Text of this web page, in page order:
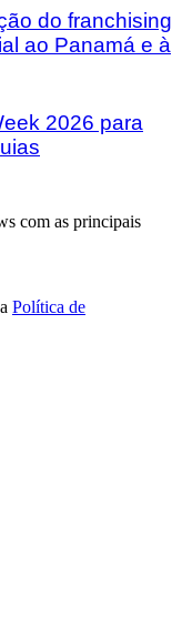
do franchising
ao Panamá e à
2026 para
com as principais
Política de